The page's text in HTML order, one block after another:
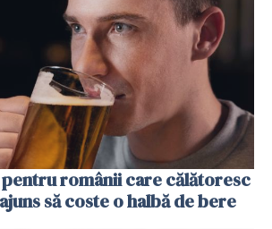
românii care călătoresc
să coste o halbă de bere